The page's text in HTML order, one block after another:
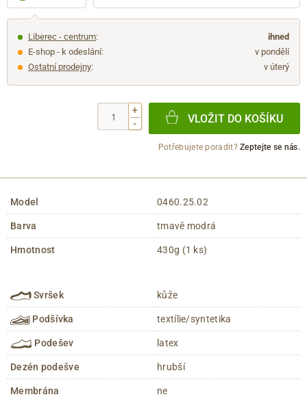
Liberec - centrum:
ihned
E-shop - k odeslání:
v pondělí
Ostatní prodejny: v úterý
+
-
VLOŽIT DO KOŠÍKU
Potřebujete poradit?Zeptejte se nás.
Model 0460.25.02
Barva tmavě modrá
Hmotnost 430g (1 ks)
Svršek kůže
Podšívka textílie/syntetika
Podešev latex
Dezén podešve hrubší
Membrána ne